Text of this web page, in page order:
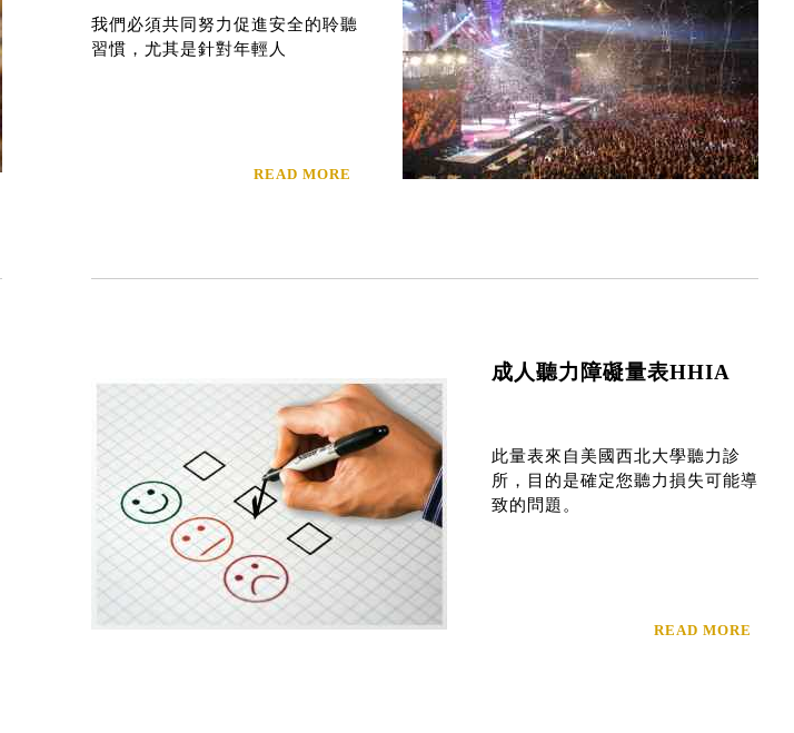
我們必須共同努力促進安全的聆聽
習慣，尤其是針對年輕人
READ MORE
成人聽力障礙量表HHIA
此量表來自美國西北大學聽力診
所，目的是確定您聽力損失可能導
致的問題。
READ MORE